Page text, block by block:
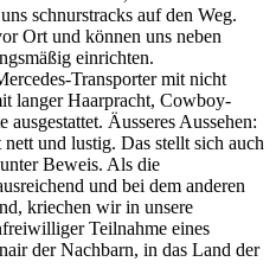
schnurstracks auf den Weg.
Ort und können uns neben
einrichten.
Transporter mit nicht
langer Haarpracht, Cowboy-
Äusseres Aussehen:
und lustig. Das stellt sich auch
Beweis. Als die
und bei dem anderen
kriechen wir in unsere
Teilnahme eines
der Nachbarn, in das Land der